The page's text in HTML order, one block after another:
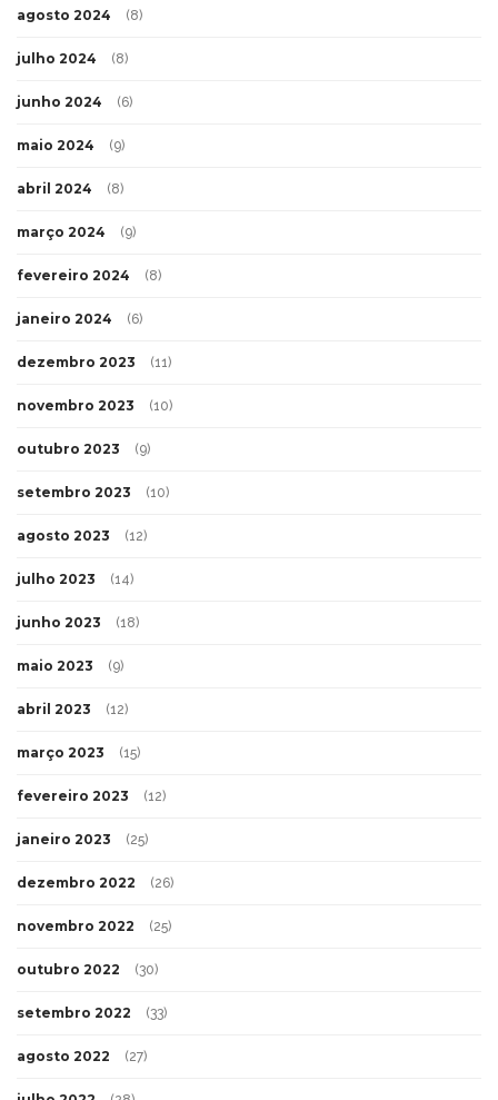
agosto 2024 (8)
julho 2024 (8)
junho 2024 (6)
maio 2024 (9)
abril 2024 (8)
março 2024 (9)
fevereiro 2024 (8)
janeiro 2024 (6)
dezembro 2023 (11)
novembro 2023 (10)
outubro 2023 (9)
setembro 2023 (10)
agosto 2023 (12)
julho 2023 (14)
junho 2023 (18)
maio 2023 (9)
abril 2023 (12)
março 2023 (15)
fevereiro 2023 (12)
janeiro 2023 (25)
dezembro 2022 (26)
novembro 2022 (25)
outubro 2022 (30)
setembro 2022 (33)
agosto 2022 (27)